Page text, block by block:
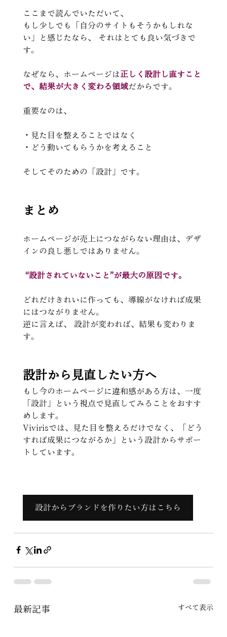
ここまで読んでいただいて、
もし少しでも「自分のサイトもそうかもしれな
い」と感じたなら、 それはとても良い気づきで
す。
なぜなら、ホームページは 正しく設計し直すこと
で、結果が大きく変わる領域だからです。
重要なのは、
・見た目を整えることではなく
・どう動いてもらうかを考えること
そしてそのための「設計」です。
まとめ
ホームページが売上につながらない理由は、デザ
インの良し悪しではありません。
“設計されていないこと”が最大の原因です。
どれだけきれいに作っても、導線がなければ成果
にはつながりません。
逆に言えば、 設計が変われば、結果も変わりま
す。
設計から見直したい方へ
もし今のホームページに違和感がある方は、一度
「設計」という視点で見直してみることをおすす
めします。
Vivirisでは、見た目を整えるだけでなく、「どう
すれば成果につながるか」という設計からサポー
トしています。
設計からブランドを作りたい方はこちら
最新記事 すべて表示